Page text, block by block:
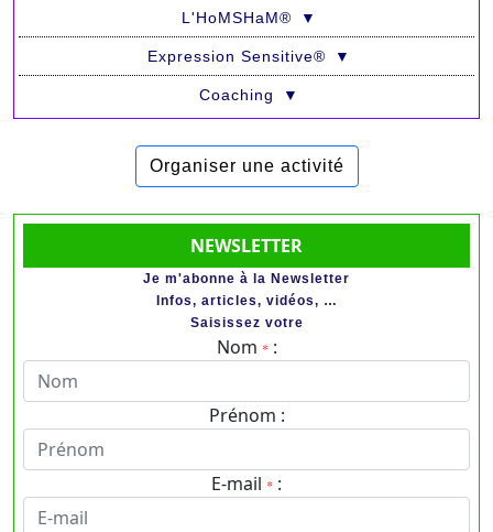
L'HoMSHaM® ▼
Expression Sensitive® ▼
Coaching ▼
Organiser une activité
NEWSLETTER
Je m'abonne à la Newsletter
Infos, articles, vidéos, …
Saisissez votre
Nom * :
Prénom :
E-mail * :